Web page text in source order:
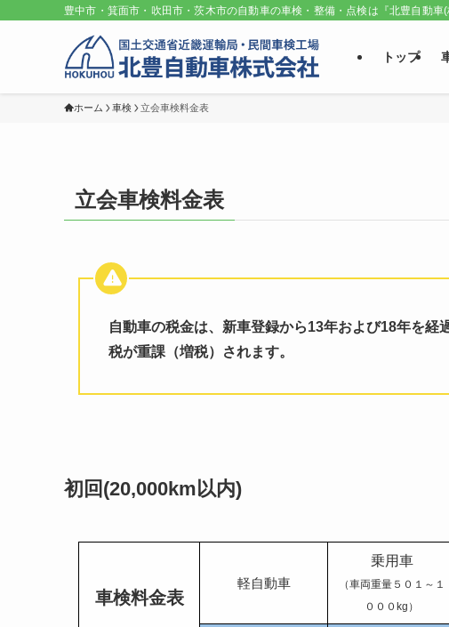
豊中市・箕面市・吹田市・茨木市の自動車の車検・整備・点検は『北豊自動車(
トップ
ホーム 車検 立会車検料金表
立会車検料金表
自動車の税金は、新車登録から13年および18年を経
税が重課（増税）されます。
初回(20,000km以内)
車検料金表
軽自動車
乗用車
（車両重量５０１～１
０００kg）